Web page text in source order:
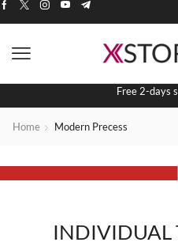
Free 2-days shipping
Home Modern Precess
INDIVIDUAL
INDIVIDUAL